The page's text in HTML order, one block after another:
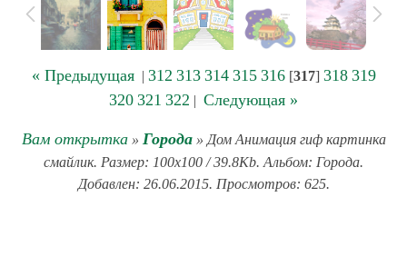
« Предыдущая| 312 313 314 315 316[317] 318 319
320 321 322 | Следующая »
Вам открытка» Города» Дом Анимация гиф картинка
смайлик. Размер: 100x100 / 39.8Kb. Альбом: Города.
Добавлен: 26.06.2015. Просмотров: 625.